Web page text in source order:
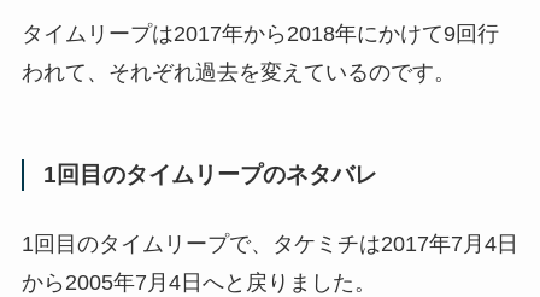
タイムリープは2017年から2018年にかけて9回行
われて、それぞれ過去を変えているのです。
1回目のタイムリープのネタバレ
1回目のタイムリープで、タケミチは2017年7月4日
から2005年7月4日へと戻りました。